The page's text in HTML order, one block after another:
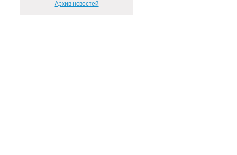
Архив новостей